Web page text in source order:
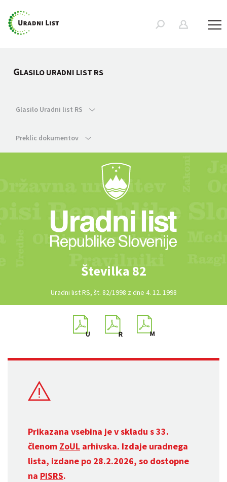
GLASILO URADNI LIST RS
Glasilo Uradni list RS
Preklic dokumentov
Številka 82
Uradni list RS, št. 82/1998 z dne 4. 12. 1998
Prikazana vsebina je v skladu s 33.
členom ZoUL arhivska. Izdaje uradnega
lista, izdane po 28.2.2026, so dostopne
na PISRS.